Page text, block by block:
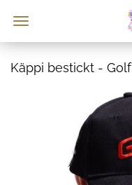
Käppi bestickt - Golf